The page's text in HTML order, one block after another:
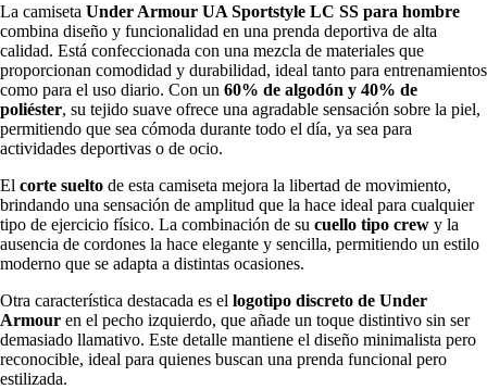
La camiseta Under Armour UA Sportstyle LC SS para hombre
combina diseño y funcionalidad en una prenda deportiva de alta
calidad. Está confeccionada con una mezcla de materiales que
proporcionan comodidad y durabilidad, ideal tanto para entrenamientos
como para el uso diario. Con un 60% de algodón y 40% de
poliéster, su tejido suave ofrece una agradable sensación sobre la piel,
permitiendo que sea cómoda durante todo el día, ya sea para
actividades deportivas o de ocio.
El corte suelto de esta camiseta mejora la libertad de movimiento,
brindando una sensación de amplitud que la hace ideal para cualquier
tipo de ejercicio físico. La combinación de su cuello tipo crew y la
ausencia de cordones la hace elegante y sencilla, permitiendo un estilo
moderno que se adapta a distintas ocasiones.
Otra característica destacada es el logotipo discreto de Under
Armour en el pecho izquierdo, que añade un toque distintivo sin ser
demasiado llamativo. Este detalle mantiene el diseño minimalista pero
reconocible, ideal para quienes buscan una prenda funcional pero
estilizada.